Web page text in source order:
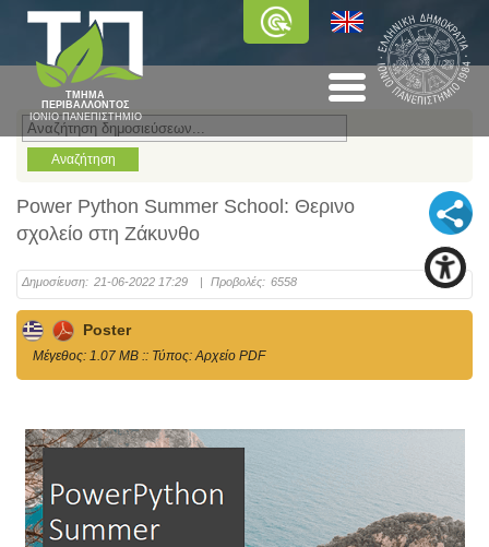
ΤΜΗΜΑ
ΠΕΡΙΒΑΛΛΟΝΤΟΣ
ΙΟΝΙΟ ΠΑΝΕΠΙΣΤΗΜΙΟ
Power Python Summer School: Θερινο
σχολείο στη Ζάκυνθο
Δημοσίευση: 21-06-2022 17:29 | Προβολές: 6558
Poster
Mέγεθος: 1.07 MB :: Τύπος: Αρχείο PDF